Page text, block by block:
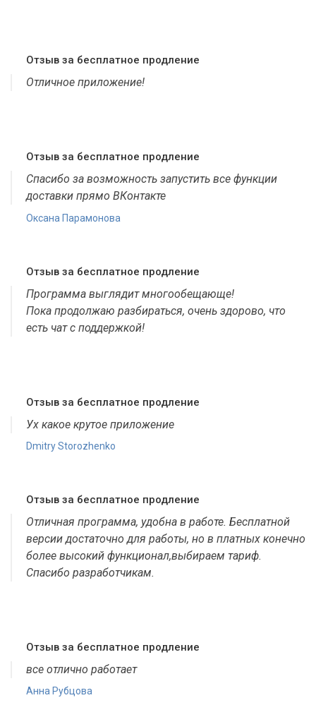
Отзыв за бесплатное продление
Отличное приложение!
Отзыв за бесплатное продление
Спасибо за возможность запустить все функции
доставки прямо ВКонтакте
Оксана Парамонова
Отзыв за бесплатное продление
Программа выглядит многообещающе!
Пока продолжаю разбираться, очень здорово, что
есть чат с поддержкой!
Отзыв за бесплатное продление
Ух какое крутое приложение
Dmitry Storozhenko
Отзыв за бесплатное продление
Отличная программа, удобна в работе. Бесплатной
версии достаточно для работы, но в платных конечно
более высокий функционал,выбираем тариф.
Спасибо разработчикам.
Отзыв за бесплатное продление
все отлично работает
Анна Рубцова